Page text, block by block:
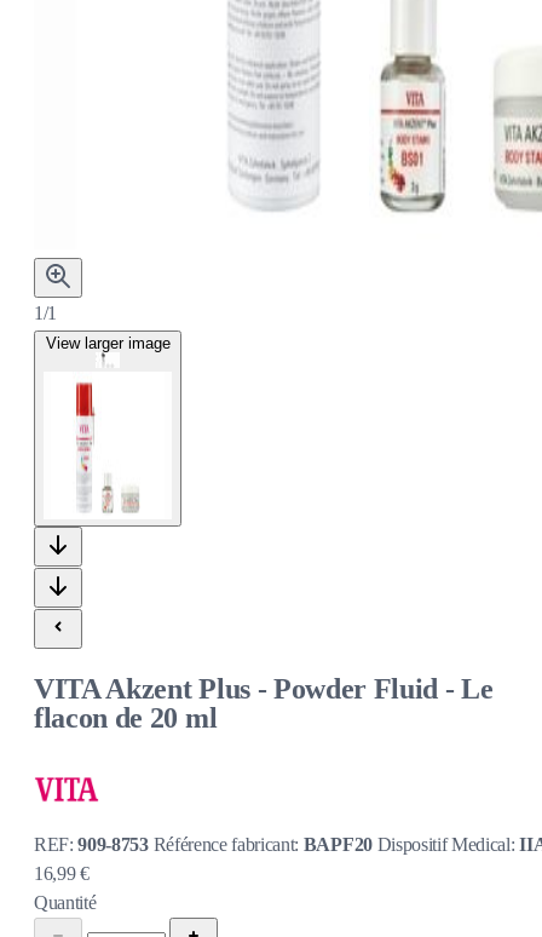
1/1
View larger image
VITA Akzent Plus - Powder Fluid - Le
flacon de 20 ml
REF:909-8753 Référence fabricant: BAPF20 Dispositif Medical:
16,99 €
Quantité